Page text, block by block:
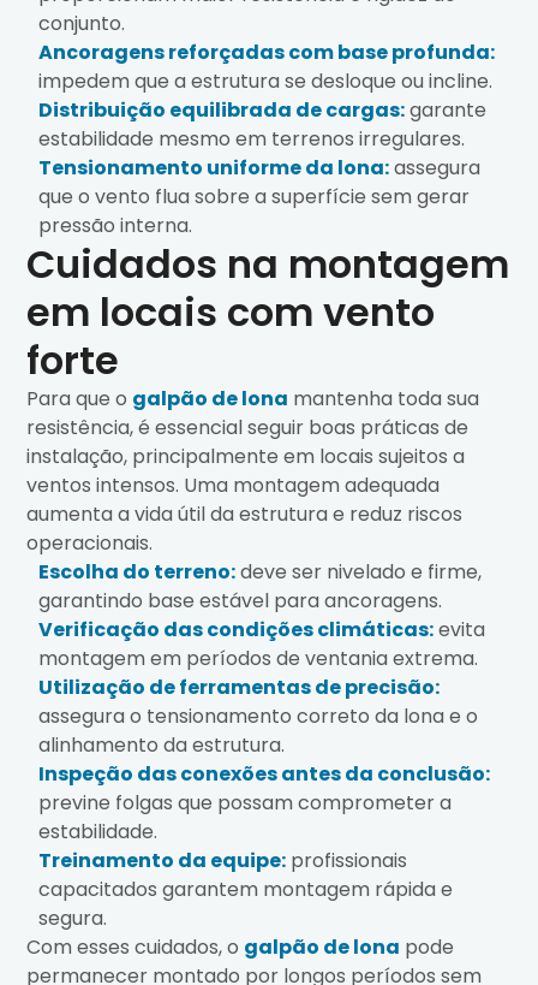
conjunto.
Ancoragens reforçadas com base profunda:
impedem que a estrutura se desloque ou incline.
Distribuição equilibrada de cargas:garante
estabilidade mesmo em terrenos irregulares.
Tensionamento uniforme da lona:assegura
que o vento flua sobre a superfície sem gerar
pressão interna.
Cuidados na montagem
em locais com vento
forte
Para que o galpão de lona mantenha toda sua
resistência, é essencial seguir boas práticas de
instalação, principalmente em locais sujeitos a
ventos intensos. Uma montagem adequada
aumenta a vida útil da estrutura e reduz riscos
operacionais.
Escolha do terreno:deve ser nivelado e firme,
garantindo base estável para ancoragens.
Verificação das condições climáticas:evita
montagem em períodos de ventania extrema.
Utilização de ferramentas de precisão:
assegura o tensionamento correto da lona e o
alinhamento da estrutura.
Inspeção das conexões antes da conclusão:
previne folgas que possam comprometer a
estabilidade.
Treinamento da equipe: profissionais
capacitados garantem montagem rápida e
segura.
Com esses cuidados, o galpão de lona pode
permanecer montado por longos períodos sem